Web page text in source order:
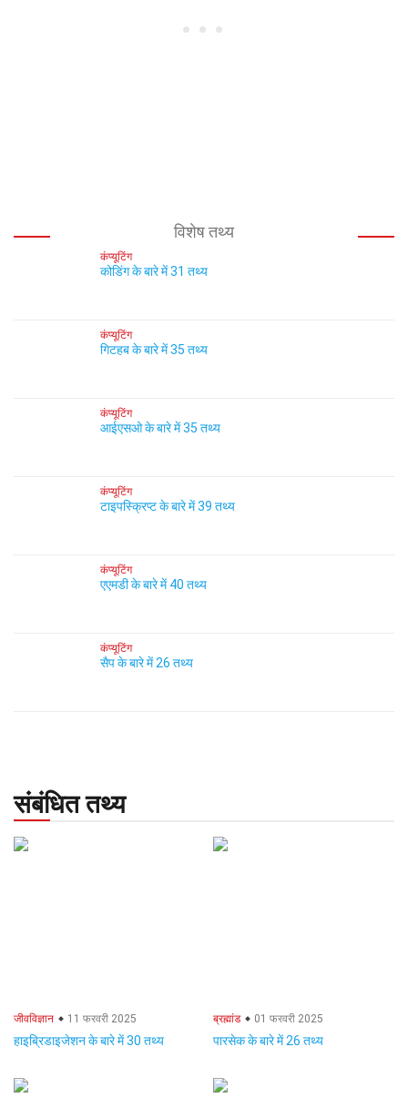
विशेष तथ्य
कंप्यूटिंग
कोडिंग के बारे में 31 तथ्य
कंप्यूटिंग
गिटहब के बारे में 35 तथ्य
कंप्यूटिंग
आईएसओ के बारे में 35 तथ्य
कंप्यूटिंग
टाइपस्क्रिप्ट के बारे में 39 तथ्य
कंप्यूटिंग
एएमडी के बारे में 40 तथ्य
कंप्यूटिंग
सैप के बारे में 26 तथ्य
संबंधित तथ्य
जीवविज्ञान 11 फरवरी 2025
हाइब्रिडाइजेशन के बारे में 30 तथ्य
ब्रह्मांड 01 फरवरी 2025
पारसेक के बारे में 26 तथ्य